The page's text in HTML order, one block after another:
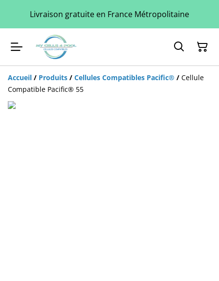
Livraison gratuite en France Métropolitaine
Accueil / Produits / Cellules Compatibles Pacific® / Cellule
Compatible Pacific® 55